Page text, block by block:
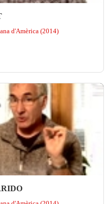
d'Amèrica (2014)